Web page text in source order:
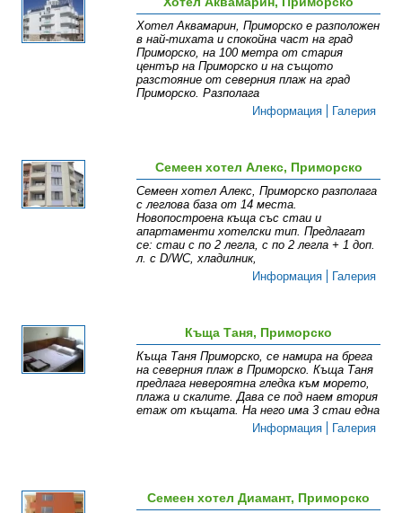
Хотел Аквамарин, Приморско е разположен
в най-тихата и спокойна част на град
Приморско, на 100 метра от стария
център на Приморско и на същото
разстояние от северния плаж на град
Приморско. Разполага
Информация
Галерия
Семеен хотел Aлекс, Приморско
Семеен хотел Aлекс, Приморско разполага
с леглова база от 14 места.
Новопостроена къща със стаи и
апартаменти хотелски тип. Предлагат
се: стаи с по 2 легла, с по 2 легла + 1 доп.
л. с D/WC, хладилник,
Информация
Галерия
Къща Таня, Приморско
Къща Таня Приморско, се намира на брега
на северния плаж в Приморско. Къща Таня
предлага невероятна гледка към морето,
плажа и скалите. Дава се под наем втория
етаж от къщата. На него има 3 стаи една
Информация
Галерия
Семеен хотел Диамант, Приморско